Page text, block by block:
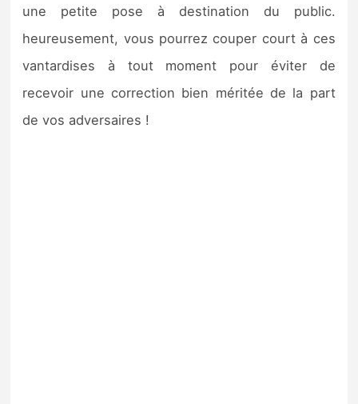
une petite pose à destination du public.
heureusement, vous pourrez couper court à ces
vantardises à tout moment pour éviter de
recevoir une correction bien méritée de la part
de vos adversaires !